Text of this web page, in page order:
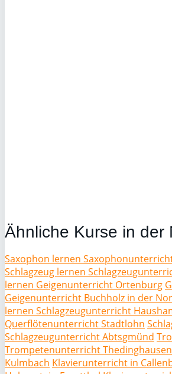
Ähnliche Kurse in der
Saxophon lernen
Schlagzeug lernen
lernen Geigenunterricht Ortenburg
Geigenunterricht Buchholz in der
lernen Schlagzeugunterricht
Querflötenunterricht Stadtlohn
Schlagzeugunterricht Abtsgmünd
Trompetenunterricht Thedinghausen
Kulmbach Klavierunterricht in